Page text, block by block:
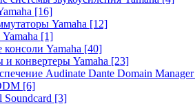
[16]
Yamaha [12]
[1]
Yamaha [40]
конвертеры Yamaha [23]
Audinate Dante Domain Manager
[6]
Soundcard [3]